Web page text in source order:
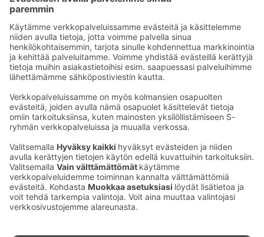
Virkistyskiuluun sisältyy 3 juomaa
Ota yhteyttä
Hotellien yhteystiedot
Asiakaspalvelun yhteystiedot›
Palaute
Anna palautetta
Sokos Hotels uutiskirje
Tilaa uutiskirje
Saat Sokos Hotellien uusimmat
edut ja uutiset sähköpostiisi
kuukausittain.
Palkinnot ja sertifikaatit
Sokos Hotels somessa
Sokos Hotels
Facebookissa
Sokos Hotels
Sokos
Hotels
Sokos
Hotels